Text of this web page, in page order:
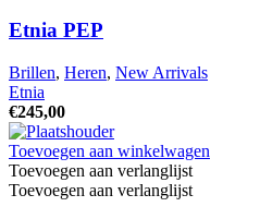
Etnia PEP
Brillen, Heren, New Arrivals
Etnia
€245,00
Toevoegen aan winkelwagen
Toevoegen aan verlanglijst
Toevoegen aan verlanglijst